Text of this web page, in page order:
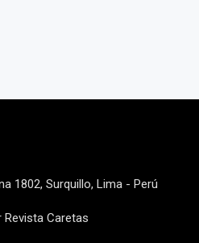
1802, Surquillo, Lima - Perú
Caretas